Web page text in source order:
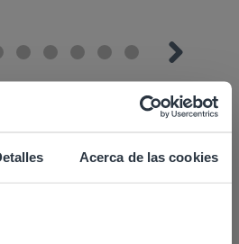
Acerca de las cookies
más!